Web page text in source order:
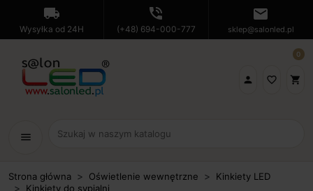
local_shipping
Wysyłka od 24H
phone_in_talk
(+48) 694-000-777
mail
sklep@salonled.pl
 favorite_border shopping_cart
0
menu
Strona główna Oświetlenie wewnętrzne
Kinkiety LED
Kinkiety do sypialni